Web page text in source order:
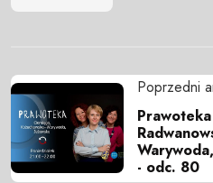
Poprzedni
- odc. 80